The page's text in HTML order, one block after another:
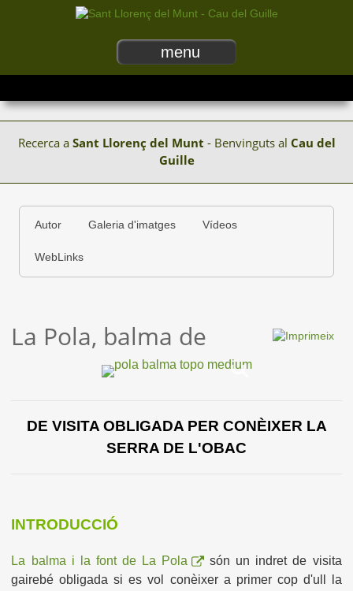
menu
Recerca a Sant Llorenç del Munt - Benvinguts al Cau del
Guille
Autor Galeria d'imatges Vídeos
WebLinks
La Pola, balma de
DE VISITA OBLIGADA PER CONÈIXER LA
SERRA DE L'OBAC
INTRODUCCIÓ
La balma i la font de La Pola
són un indret de visita
gairebé obligada si es vol conèixer a primer cop d'ull la